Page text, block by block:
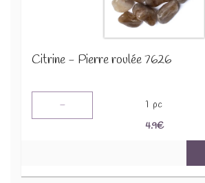
Citrine - Pierre roulée 7626
- 1 pc
4.9€